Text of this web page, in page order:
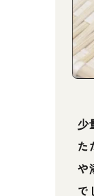
少
た
や
で